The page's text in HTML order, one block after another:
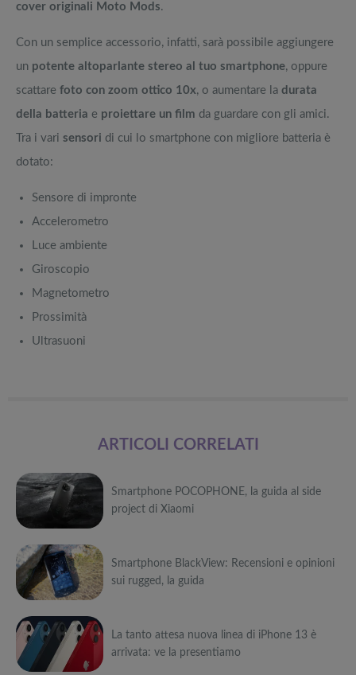
cover originali Moto Mods.
Con un semplice accessorio, infatti, sarà possibile aggiungere
un potente altoparlante stereo al tuo smartphone, oppure
scattare foto con zoom ottico 10x, o aumentare la durata
della batteria e proiettare un film da guardare con gli amici.
Tra i vari sensori di cui lo smartphone con migliore batteria è
dotato:
Sensore di impronte
Accelerometro
Luce ambiente
Giroscopio
Magnetometro
Prossimità
Ultrasuoni
ARTICOLI CORRELATI
interessarti anche
Attrezzi
metà prezzo
Black Friday:
Tapis roulant,
cyclette,
Migliori smart
TV in offerta
Black Friday:
Smartphone POCOPHONE, la guida al side
project di Xiaomi
interessarti anche
Attrezzi
Smartphone BlackView: Recensioni e opinioni
sui rugged, la guida
La tanto attesa nuova linea di iPhone 13 è
arrivata: ve la presentiamo